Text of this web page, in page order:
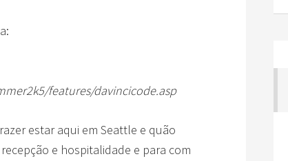
features/davincicode.asp
estar aqui em Seattle e quão
e hospitalidade e para com